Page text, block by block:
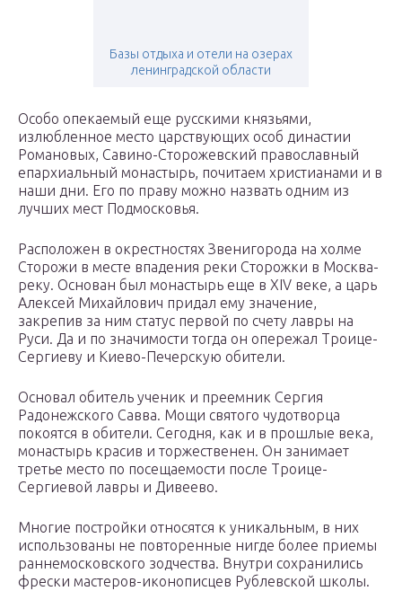
Базы отдыха и отели на озерах
ленинградской области
Особо опекаемый еще русскими князьями,
излюбленное место царствующих особ династии
Романовых, Савино-Сторожевский православный
епархиальный монастырь, почитаем христианами и в
наши дни. Его по праву можно назвать одним из
лучших мест Подмосковья.
Расположен в окрестностях Звенигорода на холме
Сторожи в месте впадения реки Сторожки в Москва-
реку. Основан был монастырь еще в XIV веке, а царь
Алексей Михайлович придал ему значение,
закрепив за ним статус первой по счету лавры на
Руси. Да и по значимости тогда он опережал Троице-
Сергиеву и Киево-Печерскую обители.
Основал обитель ученик и преемник Сергия
Радонежского Савва. Мощи святого чудотворца
покоятся в обители. Сегодня, как и в прошлые века,
монастырь красив и торжественен. Он занимает
третье место по посещаемости после Троице-
Сергиевой лавры и Дивеево.
Многие постройки относятся к уникальным, в них
использованы не повторенные нигде более приемы
раннемосковского зодчества. Внутри сохранились
фрески мастеров-иконописцев Рублевской школы.